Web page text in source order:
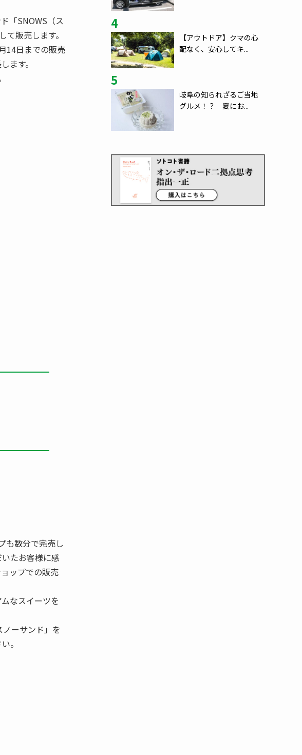
「SNOWS（ス
販売します。
14日までの販売
ます。
も数分で完売し
たお客様に感
ップでの販売
なスイーツを
ーサンド」を
。
4
【アウトドア】クマの心
配なく、安心してキ...
5
岐阜の知られざるご当地
グルメ！？ 夏にお...